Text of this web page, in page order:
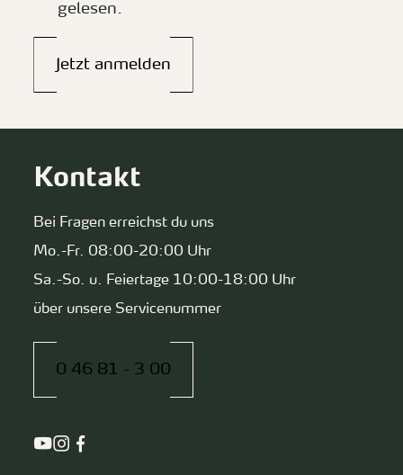
gelesen.
Jetzt anmelden
Kontakt
Bei Fragen erreichst du uns
Mo.-Fr. 08:00-20:00 Uhr
Sa.-So. u. Feiertage 10:00-18:00 Uhr
über unsere Servicenummer
0 46 81 - 3 00